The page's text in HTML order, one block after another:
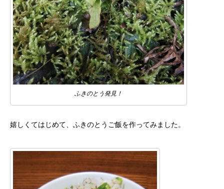
ふきのとう発見！
嬉しくてはじめて、ふきのとうご飯を作ってみました。